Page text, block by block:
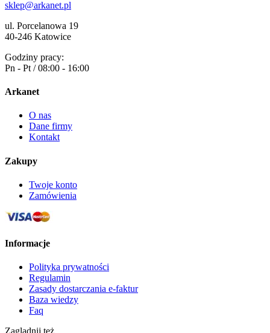
sklep@arkanet.pl
ul. Porcelanowa 19
40-246 Katowice
Godziny pracy:
Pn - Pt / 08:00 - 16:00
Arkanet
O nas
Dane firmy
Kontakt
Zakupy
Twoje konto
Zamówienia
Informacje
Polityka prywatności
Regulamin
Zasady dostarczania e-faktur
Baza wiedzy
Faq